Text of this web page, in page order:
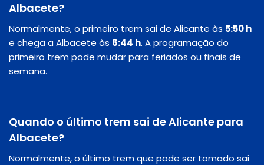
Albacete?
Normalmente, o primeiro trem sai de Alicante às 5:50 h
e chega a Albacete às 6:44 h. A programação do
primeiro trem pode mudar para feriados ou finais de
semana.
Quando o último trem sai de Alicante para
Albacete?
Normalmente, o último trem que pode ser tomado sai